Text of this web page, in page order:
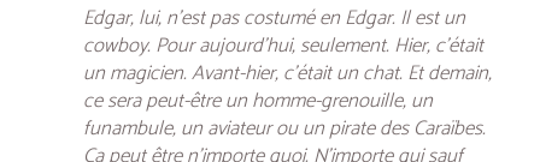
Edgar, lui, n’est pas costumé en Edgar. Il est un
cowboy. Pour aujourd’hui, seulement. Hier, c’était
un magicien. Avant-hier, c’était un chat. Et demain,
ce sera peut-être un homme-grenouille, un
funambule, un aviateur ou un pirate des Caraïbes.